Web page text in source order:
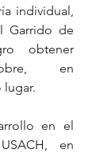
individual,
Garrido de
obtener
en
lugar.
en el
en